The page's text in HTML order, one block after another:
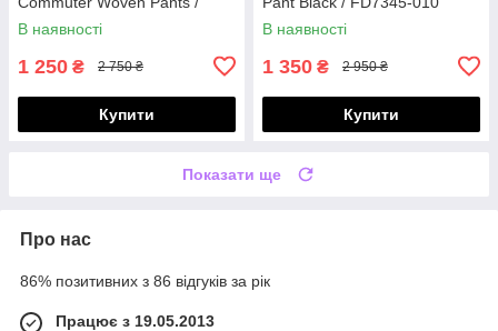
DH4225-010
В наявності
1 250 ₴ 2 750 ₴
Купити
В наявності
1 350 ₴ 2 950 ₴
Купити
Показати ще
Про нас
86% позитивних з 86 відгуків за рік
Працює з 19.05.2013